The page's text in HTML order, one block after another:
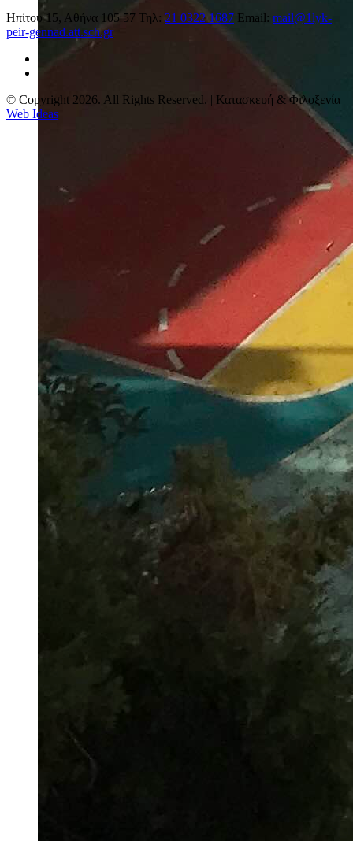
Ηπίτου 15, Αθήνα 105 57 Τηλ: 21 0322 1687 Email: mail@1lyk-
peir-gennad.att.sch.gr
© Copyright 2026. All Rights Reserved. | Κατασκευή & Φιλοξενία
Web Ideas